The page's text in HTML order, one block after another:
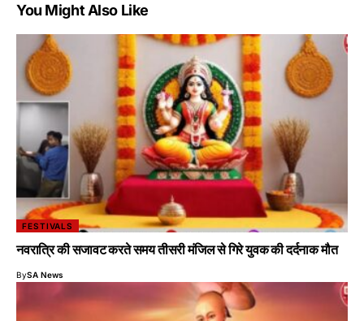
You Might Also Like
FESTIVALS
नवरात्रि की सजावट करते समय तीसरी मंजिल से गिरे युवक की दर्दनाक मौत
BySA News